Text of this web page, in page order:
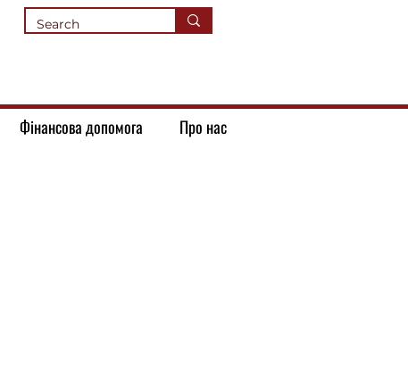
Фінансова допомога Про нас